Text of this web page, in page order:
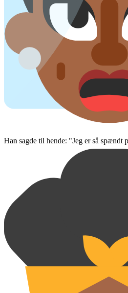
Han sagde til hende: "Jeg er så spændt